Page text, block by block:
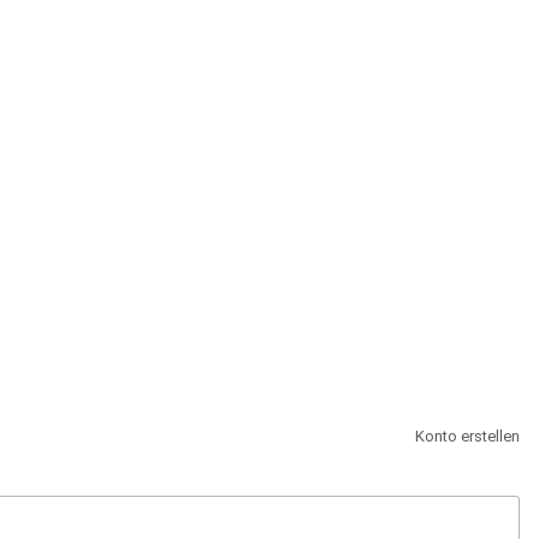
Konto erstellen